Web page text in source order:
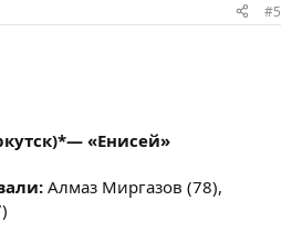
#5
«Енисей»
Алмаз Миргазов (78),